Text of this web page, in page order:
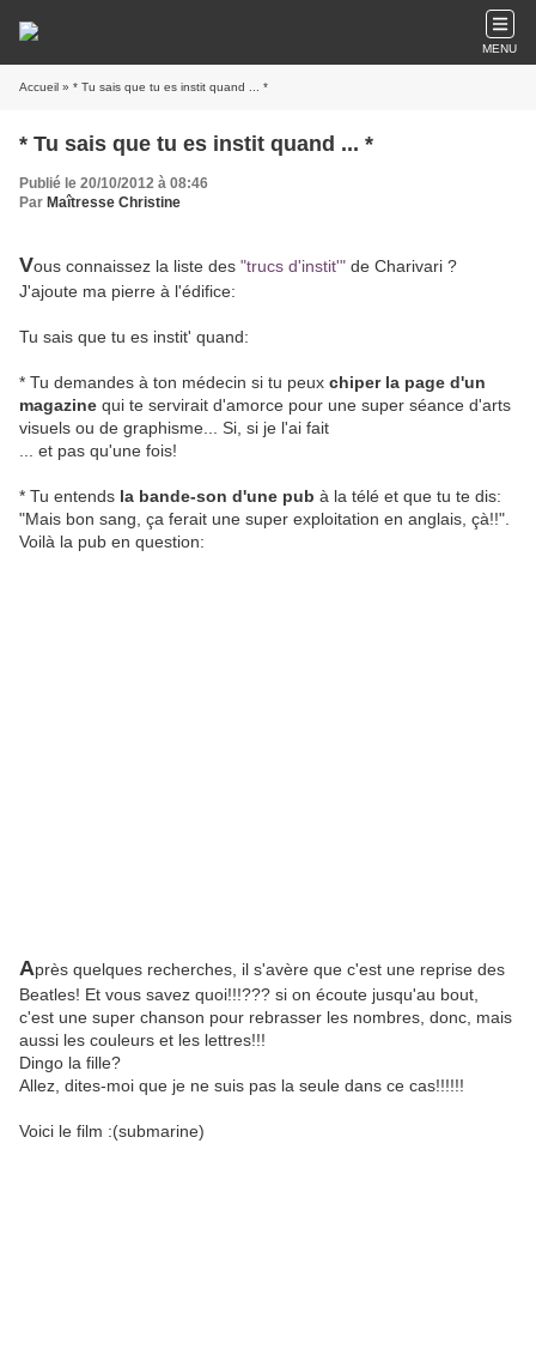
MENU
Accueil » * Tu sais que tu es instit quand ... *
* Tu sais que tu es instit quand ... *
Publié le 20/10/2012 à 08:46
Par Maîtresse Christine
Vous connaissez la liste des "trucs d'instit'" de Charivari ?
J'ajoute ma pierre à l'édifice:
Tu sais que tu es instit' quand:
* Tu demandes à ton médecin si tu peux chiper la page d'un
magazine qui te servirait d'amorce pour une super séance d'arts
visuels ou de graphisme... Si, si je l'ai fait
... et pas qu'une fois!
* Tu entends la bande-son d'une pub à la télé et que tu te dis:
"Mais bon sang, ça ferait une super exploitation en anglais, çà!!".
Voilà la pub en question:
Après quelques recherches, il s'avère que c'est une reprise des
Beatles! Et vous savez quoi!!!??? si on écoute jusqu'au bout,
c'est une super chanson pour rebrasser les nombres, donc, mais
aussi les couleurs et les lettres!!!
Dingo la fille?
Allez, dites-moi que je ne suis pas la seule dans ce cas!!!!!!
Voici le film :(submarine)